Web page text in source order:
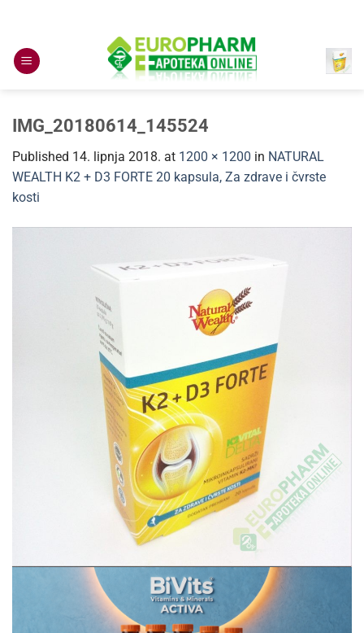
content
IMG_20180614_145524
Published 14. lipnja 2018. at 1200 × 1200 in NATURAL
WEALTH K2 + D3 FORTE 20 kapsula, Za zdrave i čvrste
kosti